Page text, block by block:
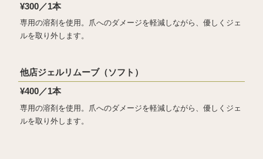
¥300／1本
専用の溶剤を使用。爪へのダメージを軽減しながら、優しくジェ
ルを取り外します。
他店ジェルリムーブ（ソフト）
¥400／1本
専用の溶剤を使用。爪へのダメージを軽減しながら、優しくジェ
ルを取り外します。